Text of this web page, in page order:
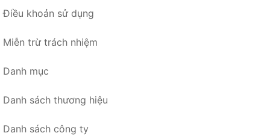
Điều khoản sử dụng
Miễn trừ trách nhiệm
Danh mục
Danh sách thương hiệu
Danh sách công ty